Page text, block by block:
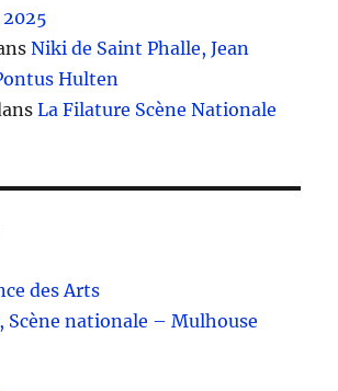
Niki de Saint Phalle, Jean
Hulten
La Filature Scène Nationale
des Arts
Scène nationale – Mulhouse